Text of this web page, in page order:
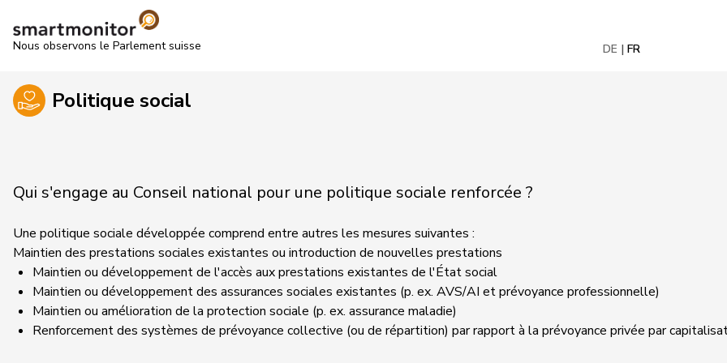
Nous observons le Parlement suisse DE FR
Politique social
Qui s'engage au Conseil national pour une politique sociale renforcée ?
Une politique sociale développée comprend entre autres les mesures suivantes :
Maintien des prestations sociales existantes ou introduction de nouvelles prestations
Maintien ou développement de l'accès aux prestations existantes de l'État social
Maintien ou développement des assurances sociales existantes (p. ex. AVS/AI et prévoyance professionnelle)
Maintien ou amélioration de la protection sociale (p. ex. assurance maladie)
Renforcement des systèmes de prévoyance collective (ou de répartition) par rapport à la prévoyance privée par